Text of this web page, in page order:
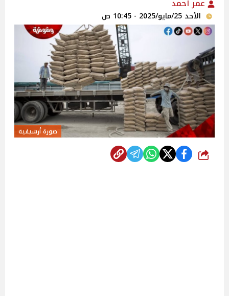
عمر أحمد
الأحد 25/مايو/2025 - 10:45 ص
صورة أرشيفية
شارك